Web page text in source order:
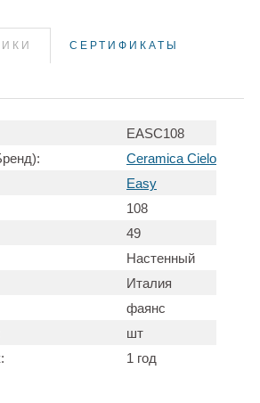
СЕРТИФИКАТЫ
EASC108
Ceramica Cielo
Easy
108
49
Настенный
Италия
фаянс
шт
1 год